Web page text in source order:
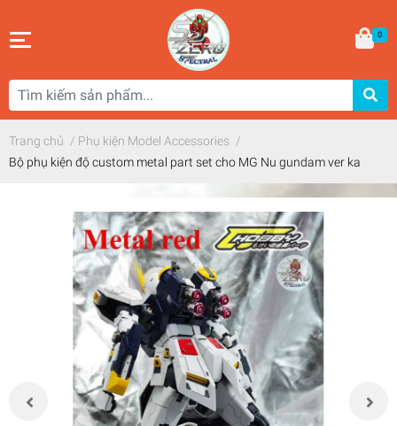
0
Trang chủ / Phụ kiện Model Accessories /
Bộ phụ kiện độ custom metal part set cho MG Nu gundam ver ka